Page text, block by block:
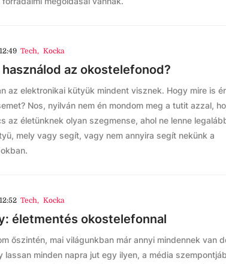
Tech, Kocka
használod az okostelefonod?
az elektronikai kütyük mindent visznek. Hogy mire is
Nos, nyilván nem én mondom meg a tutit azzal,
az életünknek olyan szegmense, ahol ne lenne
mely vagy segít, vagy nem annyira segít nekünk a
Tech, Kocka
életmentés okostelefonnal
őszintén, mai világunkban már annyi mindennek van
lassan minden napra jut egy ilyen, a média